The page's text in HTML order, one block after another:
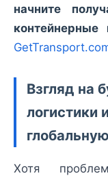
начните
Взгляд на
логистики
Хотя